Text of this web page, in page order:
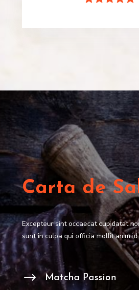
Carta de
Excepteur sint occaecat cupidatat
sunt in culpa qui officia mollit anim
$ Matcha Passion